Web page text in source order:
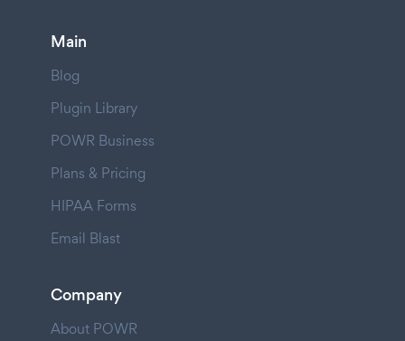
Main
Blog
Plugin Library
POWR Business
Plans & Pricing
HIPAA Forms
Email Blast
Company
About POWR